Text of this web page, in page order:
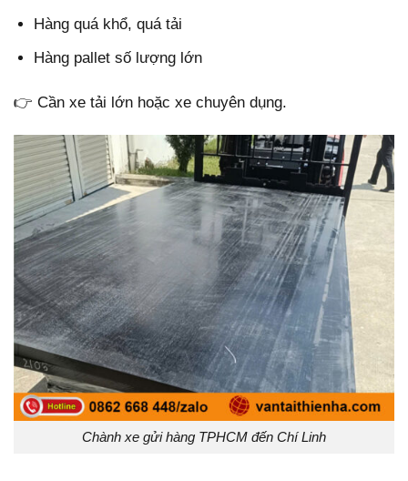
Hàng quá khổ, quá tải
Hàng pallet số lượng lớn
👉 Cần xe tải lớn hoặc xe chuyên dụng.
Chành xe gửi hàng TPHCM đến Chí Linh